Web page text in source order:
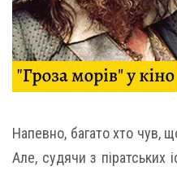
Напевно, багато хто чув,
Але, судячи з піратських